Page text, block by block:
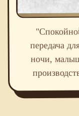
передача
ночи,